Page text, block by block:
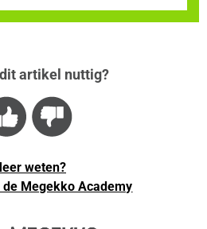
artikel nuttig?
weten?
de Megekko Academy